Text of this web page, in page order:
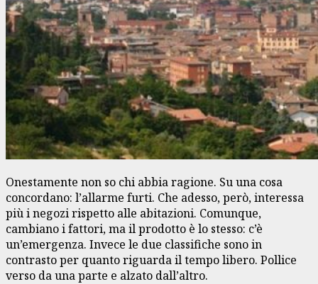
Onestamente non so chi abbia ragione. Su una cosa
concordano: l’allarme furti. Che adesso, però, interessa
più i negozi rispetto alle abitazioni. Comunque,
cambiano i fattori, ma il prodotto è lo stesso: c’è
un’emergenza. Invece le due classifiche sono in
contrasto per quanto riguarda il tempo libero. Pollice
verso da una parte e alzato dall’altro.